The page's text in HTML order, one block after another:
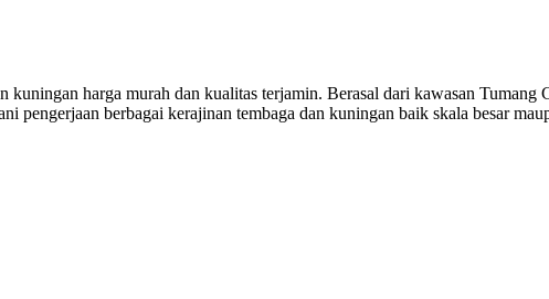
harga murah dan kualitas terjamin. Berasal dari kawasan Tumang
pengerjaan berbagai kerajinan tembaga dan kuningan baik skala besar